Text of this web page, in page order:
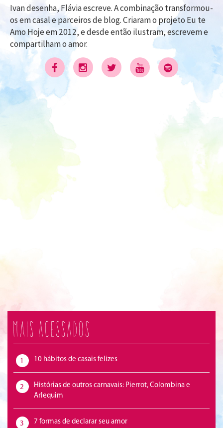
Ivan desenha, Flávia escreve. A combinação transformou-
os em casal e parceiros de blog. Criaram o projeto Eu te
Amo Hoje em 2012, e desde então ilustram, escrevem e
compartilham o amor.
Mais acessados
1 10 hábitos de casais felizes
2
Histórias de outros carnavais: Pierrot, Colombina e
Arlequim
3 7 formas de declarar seu amor